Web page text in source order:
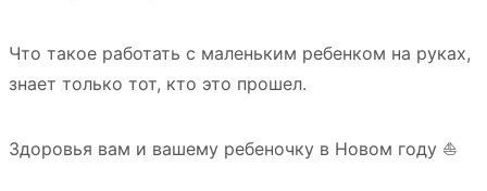
Что такое работать с маленьким ребенком на руках,
знает только тот, кто это прошел.
Здоровья вам и вашему ребеночку в Новом году ⛵️